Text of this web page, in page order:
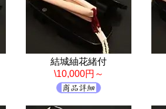
結城紬花緒付
\10,000円～